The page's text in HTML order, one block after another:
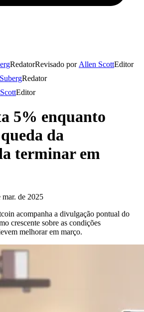
RedatorRevisado por Allen ScottEditor
Redator
Editor
5% enquanto
da
terminar em
mar. de 2025
acompanha a divulgação pontual do
crescente sobre as condições
melhorar em março.